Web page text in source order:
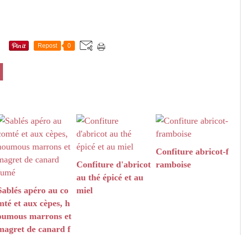
Repost 0
apéro au co
et aux cèpes, h
marrons et
de canard f
Confiture d'abricot
au thé épicé et au
miel
Confiture abricot-f
ramboise